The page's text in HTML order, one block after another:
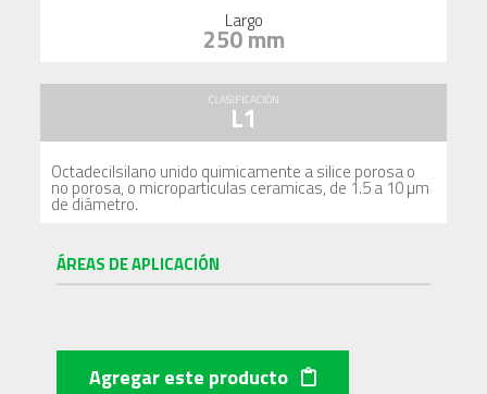
Largo
250 mm
CLASIFICACIÓN
L1
Octadecilsilano unido quimicamente a silice porosa o
no porosa, o microparticulas ceramicas, de 1.5 a 10 µm
de diámetro.
ÁREAS DE APLICACIÓN
Agregar este producto